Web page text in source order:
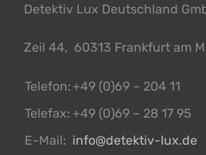
Detektiv Lux Deutschland
Zeil 44, 60313 Frankfurt am
Telefon: +49 (0)69 – 204 11
Telefax: +49 (0)69 – 28 17 95
E-Mail: info@detektiv-lux.de